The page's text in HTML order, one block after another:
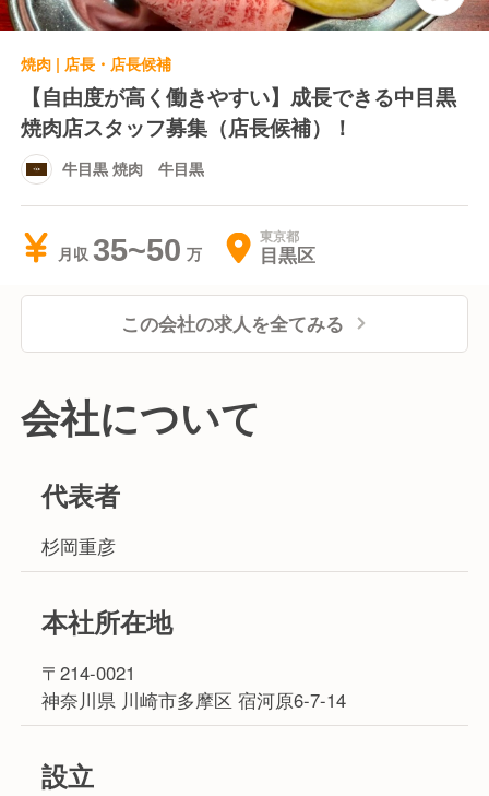
焼肉 | 店長・店長候補
【自由度が高く働きやすい】成長できる中目黒
焼肉店スタッフ募集（店長候補）！
牛目黒 焼肉 牛目黒
月収 35~50 東京都
目黒区
この会社の求人を全てみる
会社について
代表者
杉岡重彦
本社所在地
〒214-0021
神奈川県 川崎市多摩区 宿河原6-7-14
設立